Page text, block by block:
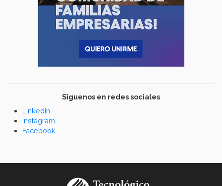
Síguenos en redes sociales
LinkedIn
Instagram
Facebook